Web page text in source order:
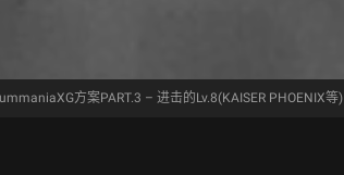
方案PART.3 – 进击的Lv.8(KAISER PHOENIX等)